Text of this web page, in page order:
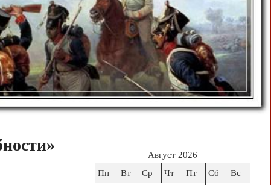
Август 2026
Пн
Вт Ср Чт Пт Сб Вс